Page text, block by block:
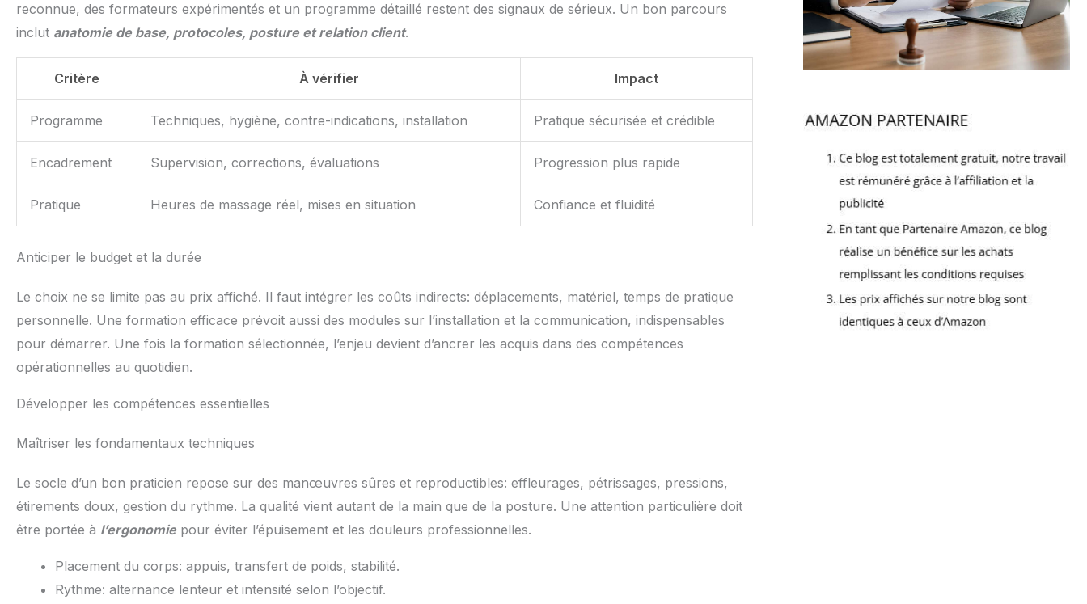
reconnue, des formateurs expérimentés et un programme détaillé restent des signaux de sérieux. Un bon parcours
inclut anatomie de base, protocoles, posture et relation client.
Critère À vérifier Impact
Programme Techniques, hygiène, contre-indications, installation Pratique sécurisée et crédible
Encadrement Supervision, corrections, évaluations Progression plus rapide
Pratique Heures de massage réel, mises en situation Confiance et fluidité
Anticiper le budget et la durée
Le choix ne se limite pas au prix affiché. Il faut intégrer les coûts indirects: déplacements, matériel, temps de pratique
personnelle. Une formation efficace prévoit aussi des modules sur l’installation et la communication, indispensables
pour démarrer. Une fois la formation sélectionnée, l’enjeu devient d’ancrer les acquis dans des compétences
opérationnelles au quotidien.
Développer les compétences essentielles
Maîtriser les fondamentaux techniques
Le socle d’un bon praticien repose sur des manœuvres sûres et reproductibles: effleurages, pétrissages, pressions,
étirements doux, gestion du rythme. La qualité vient autant de la main que de la posture. Une attention particulière doit
être portée à l’ergonomiepour éviter l’épuisement et les douleurs professionnelles.
Placement du corps: appuis, transfert de poids, stabilité.
Rythme: alternance lenteur et intensité selon l’objectif.